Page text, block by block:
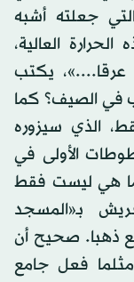
جعلته أشبه
العالية،
عرقا....»، يكتب
في الصيف؟ كما
الذي سيزوره
الأولى في
هي ليست فقط
بـ«المسجد
ذهبا. صحيح أن
فعل جامع